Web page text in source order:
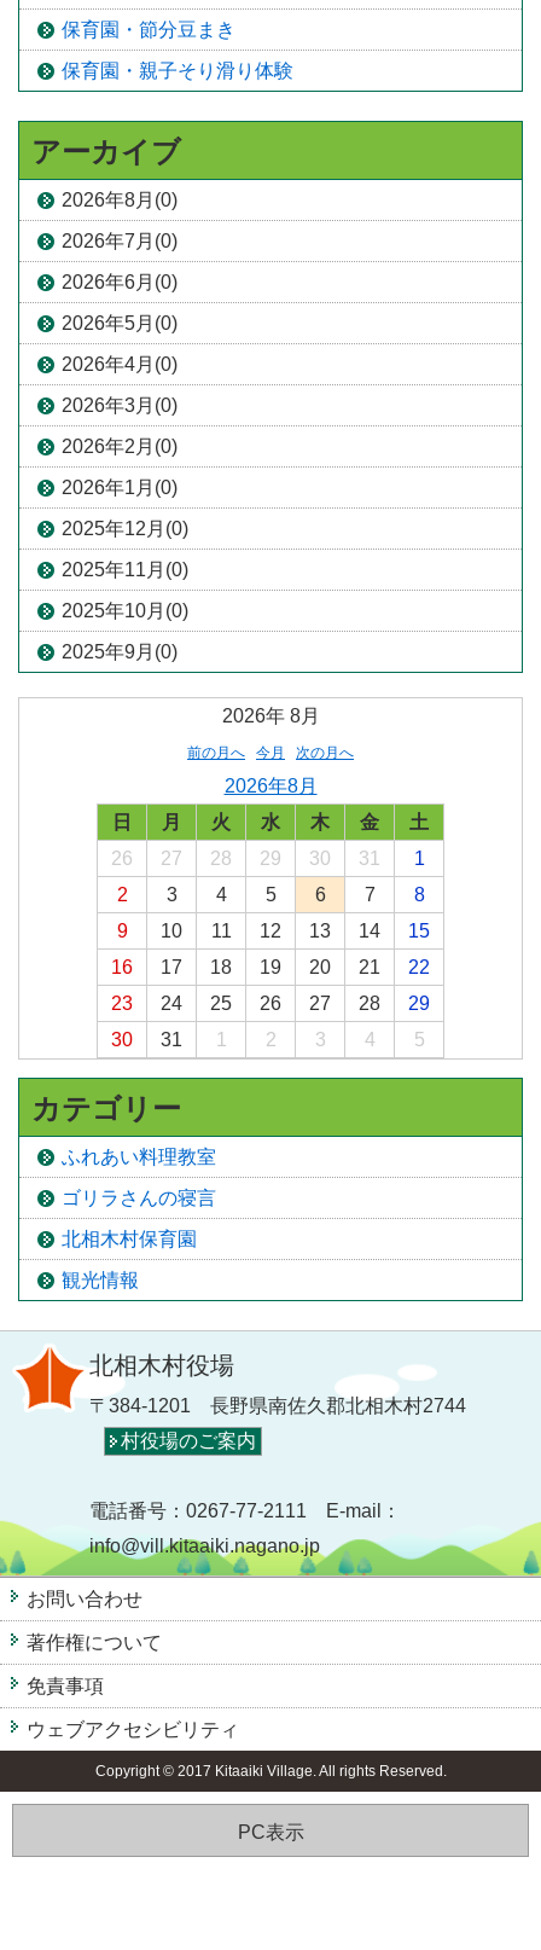
保育園・節分豆まき
保育園・親子そり滑り体験
アーカイブ
2026年8月(0)
2026年7月(0)
2026年6月(0)
2026年5月(0)
2026年4月(0)
2026年3月(0)
2026年2月(0)
2026年1月(0)
2025年12月(0)
2025年11月(0)
2025年10月(0)
2025年9月(0)
2026年 8月
前の月へ 今月 次の月へ
2026年8月
日
月 火 水 木 金
土
26
27 28 29 30 31
1
2
3 4 5 6 7
8
9
10 11 12 13 14
15
16
17 18 19 20 21
22
23
24 25 26 27 28
29
30
31 1 2 3 4 5
カテゴリー
ふれあい料理教室
ゴリラさんの寝言
北相木村保育園
観光情報
北相木村役場
〒384-1201 長野県南佐久郡北相木村2744
村役場のご案内
電話番号：0267-77-2111 E-mail：
info@vill.kitaaiki.nagano.jp
お問い合わせ
著作権について
免責事項
ウェブアクセシビリティ
Copyright © 2017 Kitaaiki Village. All rights Reserved.
PC表示